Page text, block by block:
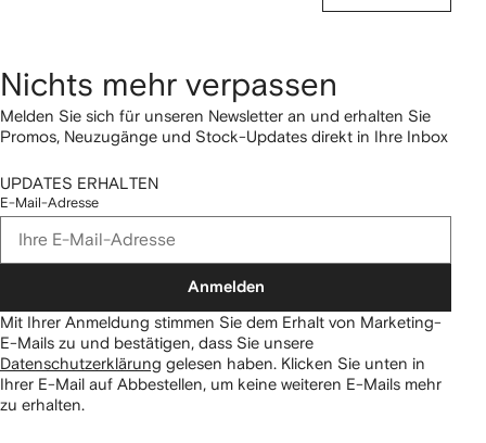
Nichts mehr verpassen
Melden Sie sich für unseren Newsletter an und erhalten Sie
Promos, Neuzugänge und Stock-Updates direkt in Ihre Inbox
UPDATES ERHALTEN
E-Mail-Adresse
Anmelden
Mit Ihrer Anmeldung stimmen Sie dem Erhalt von Marketing-
E-Mails zu und bestätigen, dass Sie unsere
Datenschutzerklärung gelesen haben. Klicken Sie unten in
Ihrer E-Mail auf Abbestellen, um keine weiteren E-Mails mehr
zu erhalten.